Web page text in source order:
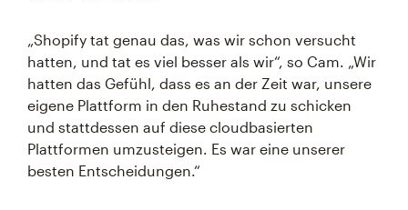
„Shopify tat genau das, was wir schon versucht
hatten, und tat es viel besser als wir“, so Cam. „Wir
hatten das Gefühl, dass es an der Zeit war, unsere
eigene Plattform in den Ruhestand zu schicken
und stattdessen auf diese cloudbasierten
Plattformen umzusteigen. Es war eine unserer
besten Entscheidungen.“